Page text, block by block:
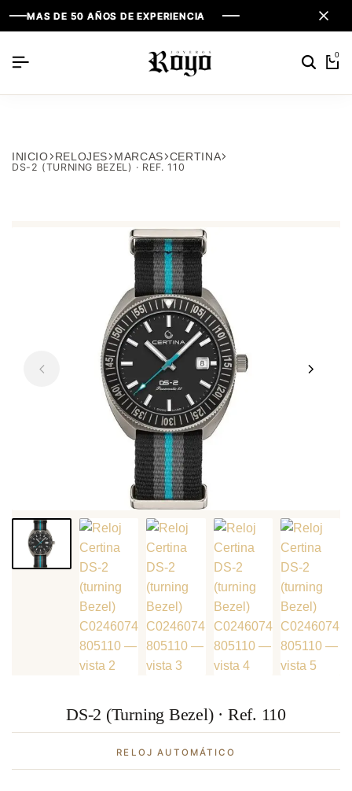
DE 50 AÑOS DE EXPERIENCIA
DE 50 AÑOS DE EXPERIENCIA
DE 50 AÑOS DE EXPERIENCIA
0
INICIO RELOJES MARCAS CERTINA
DS-2 (TURNING BEZEL) · REF. 110
DS-2 (Turning Bezel) · Ref. 110
RELOJ AUTOMÁTICO